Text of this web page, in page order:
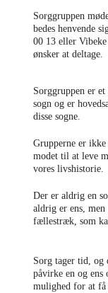
Sorggruppen
bedes henvende
00 13 eller
ønsker at deltage.
Sorggruppen er
sogn og er
disse sogne.
Grupperne er
modet til at leve
vores livshistorie.
Der er aldrig en
aldrig er ens,
fællestræk, som
Sorg tager tid, og
påvirke en og ens
mulighed for at